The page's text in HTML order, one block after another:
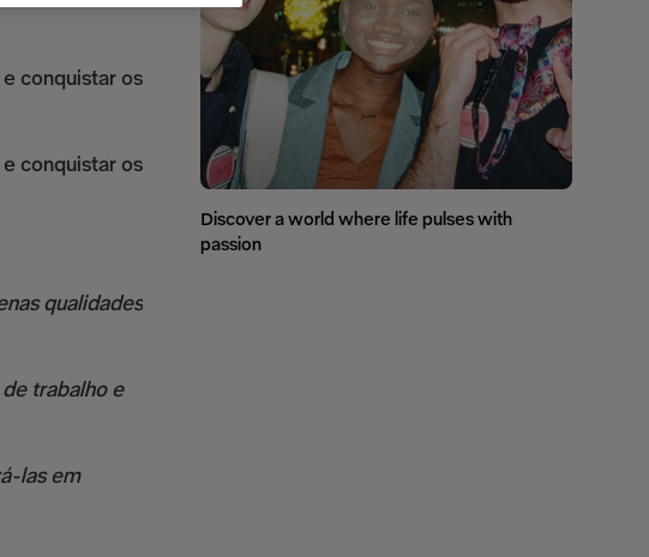
conquistar os
conquistar os
qualidades
trabalho e
las em
Discover a world where life pulses with
passion